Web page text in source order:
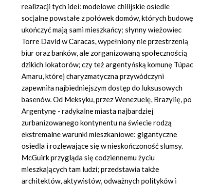
realizacji tych idei: modelowe chilijskie osiedle
socjalne powstałe z połówek domów, których budowę
ukończyć mają sami mieszkańcy; słynny wieżowiec
Torre David w Caracas, wypełniony nie przestrzenią
biur oraz banków, ale zorganizowaną społecznością
dzikich lokatorów; czy też argentyńską komunę Túpac
Amaru, której charyzmatyczna przywódczyni
zapewniła najbiedniejszym dostęp do luksusowych
basenów. Od Meksyku, przez Wenezuelę, Brazylię, po
Argentynę - radykalne miasta najbardziej
zurbanizowanego kontynentu na świecie rodzą
ekstremalne warunki mieszkaniowe: gigantyczne
osiedla i rozlewające się w nieskończoność slumsy.
McGuirk przygląda się codziennemu życiu
mieszkających tam ludzi; przedstawia także
architektów, aktywistów, odważnych polityków i